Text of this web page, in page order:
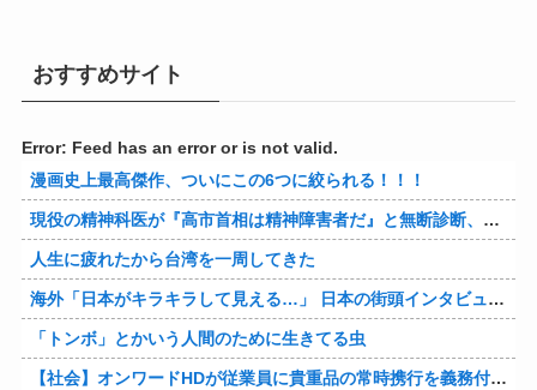
おすすめサイト
Error: Feed has an error or is not valid.
漫画史上最高傑作、ついにこの6つに絞られる！！！
現役の精神科医が『高市首相は精神障害者だ』と無断診断、その結果に左派が歓喜した様子を見せており……
人生に疲れたから台湾を一周してきた
海外「日本がキラキラして見える…」 日本の街頭インタビューに登場した女子高生4人組がエモすぎると話題に
「トンボ」とかいう人間のために生きてる虫
【社会】オンワードHDが従業員に貴重品の常時携行を義務付け 熊本地震被災を受けて